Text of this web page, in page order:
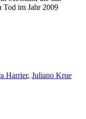
Tod im Jahr 2009
Harrier, Juliano Krue